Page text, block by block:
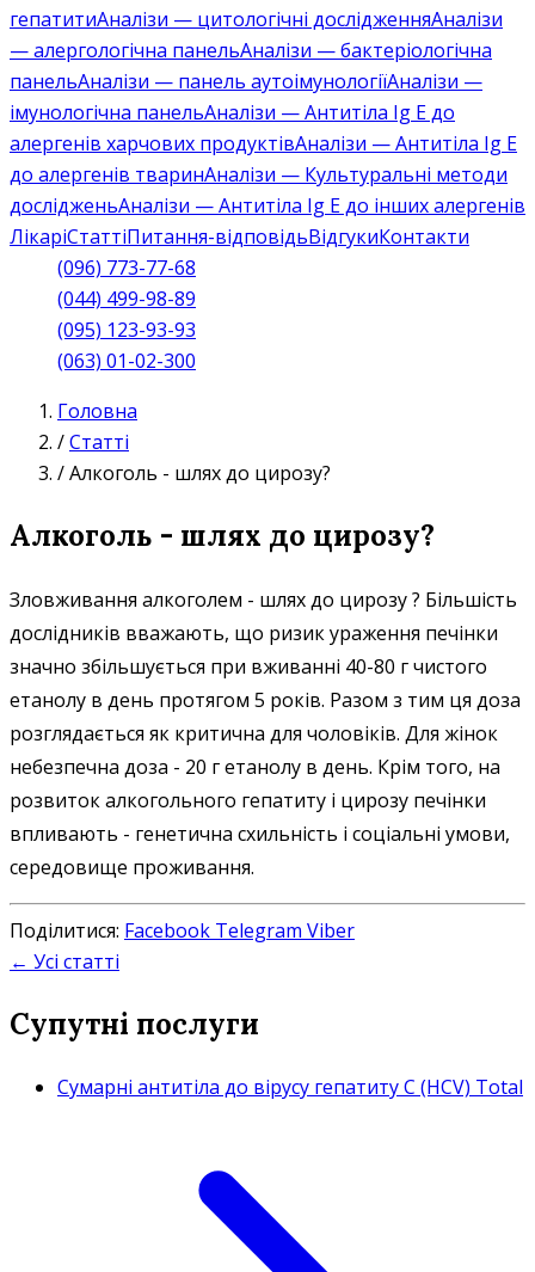
гепатитиАналізи — цитологічні дослідженняАналізи
— алергологічна панельАналізи — бактеріологічна
панельАналізи — панель аутоімунологіїАналізи —
імунологічна панельАналізи — Антитіла Ig E до
алергенів харчових продуктівАналізи — Антитіла Ig E
до алергенів тваринАналізи — Культуральні методи
дослідженьАналізи — Антитіла Ig E до інших алергенів
ЛікаріСтаттіПитання-відповідьВідгукиКонтакти
(096) 773-77-68
(044) 499-98-89
(095) 123-93-93
(063) 01-02-300
Головна
/Статті
/Алкоголь - шлях до цирозу?
Алкоголь - шлях до цирозу?
Зловживання алкоголем - шлях до цирозу ? Більшість
дослідників вважають, що ризик ураження печінки
значно збільшується при вживанні 40-80 г чистого
етанолу в день протягом 5 років. Разом з тим ця доза
розглядається як критична для чоловіків. Для жінок
небезпечна доза - 20 г етанолу в день. Крім того, на
розвиток алкогольного гепатиту і цирозу печінки
впливають - генетична схильність і соціальні умови,
середовище проживання.
Поділитися: Facebook Telegram Viber
← Усі статті
Супутні послуги
Сумарні антитіла до вірусу гепатиту С (HCV) Total